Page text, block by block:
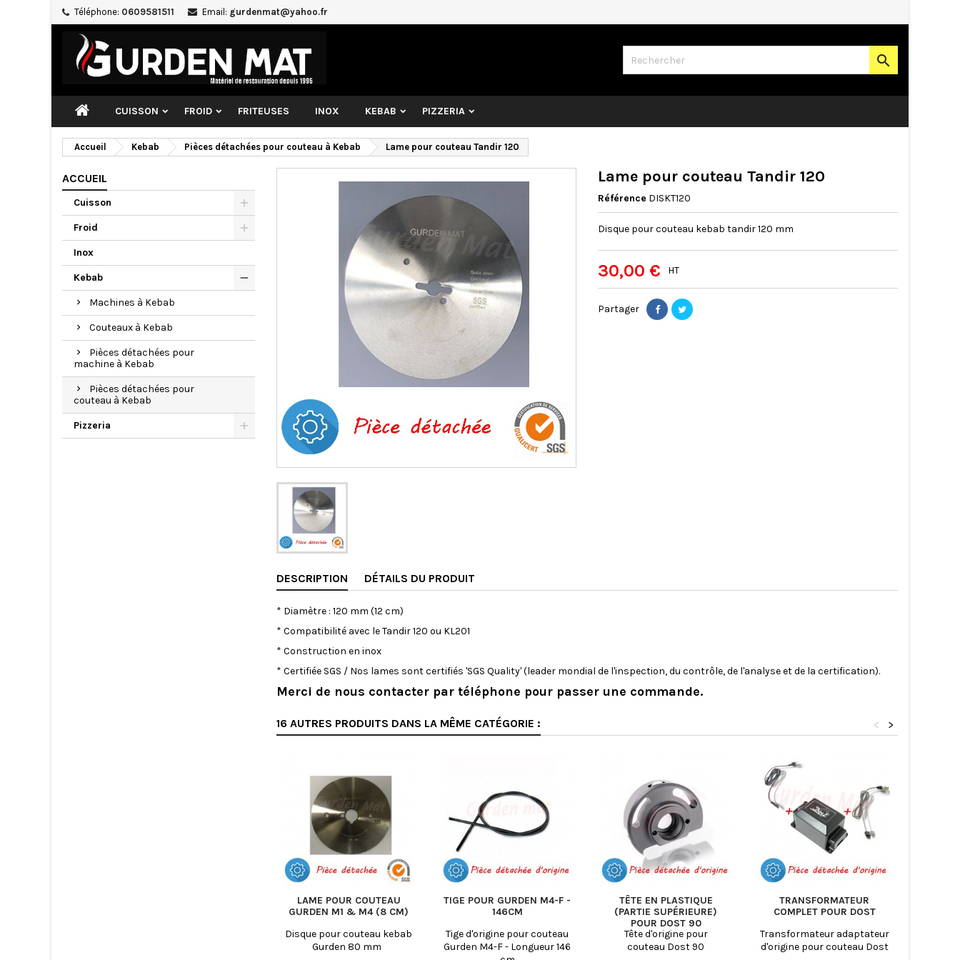
Téléphone: 0609581511 Email: gurdenmat@yahoo.fr

CUISSON FROID FRITEUSES INOX KEBAB PIZZERIA
Accueil Kebab Pièces détachées pour couteau à Kebab Lame pour couteau Tandir 120
ACCUEIL
Cuisson
Froid
Inox
Kebab
Machines à Kebab
Couteaux à Kebab
Pièces détachées pour
machine à Kebab
Pièces détachées pour
couteau à Kebab
Pizzeria
Lame pour couteau Tandir 120
Référence DISKT120
Disque pour couteau kebab tandir 120 mm
30,00 € HT
Partager
DESCRIPTION DÉTAILS DU PRODUIT
* Diamètre : 120 mm (12 cm)
* Compatibilité avec le Tandir 120 ou KL201
* Construction en inox
* Certifiée SGS / Nos lames sont certifiés 'SGS Quality' (leader mondial de l'inspection, du contrôle, de l'analyse et de la certification).
Merci de nous contacter par téléphone pour passer une commande.
16 AUTRES PRODUITS DANS LA MÊME CATÉGORIE : >
<
LAME POUR COUTEAU
GURDEN M1 & M4 (8 CM)
Disque pour couteau kebab
Gurden 80 mm
TIGE POUR GURDEN M4-F -
146CM
Tige d'origine pour couteau
Gurden M4-F - Longueur 146
TÊTE EN PLASTIQUE
(PARTIE SUPÉRIEURE)
POUR DOST 90
Tête d'origine pour
couteau Dost 90
TRANSFORMATEUR
COMPLET POUR DOST
Transformateur adaptateur
d'origine pour couteau Dost